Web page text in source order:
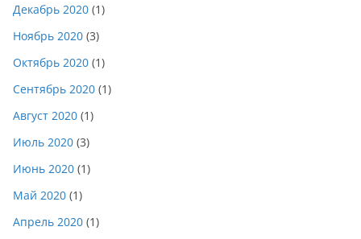
Декабрь 2020 (1)
Ноябрь 2020 (3)
Октябрь 2020 (1)
Сентябрь 2020 (1)
Август 2020 (1)
Июль 2020 (3)
Июнь 2020 (1)
Май 2020 (1)
Апрель 2020 (1)